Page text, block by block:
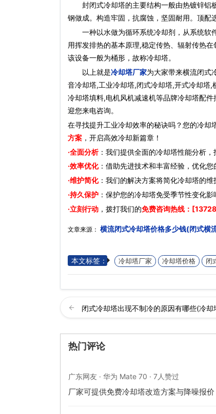
封闭式冷却塔的主要结构一般由热镀锌铝
钢做成。构造牢固，抗腐蚀，坚固耐用。顶配
一种以水做为循环系统冷却剂，从系统软
用挥发排热的基本原理,稳定传热、辐射传热
该设备一般为桶形，故称冷却塔。
以上就是冷却塔厂家为大家带来横流闭式
音冷却塔,工业冷却塔,闭式冷却塔,开式冷却塔
冷却塔填料,电机风机减速机等品牌冷却塔配
迎您来电咨询。
在寻找提升工业冷却效率的秘诀吗？您的冷却
方案 ，开启高效冷却新篇章！
·全面分析：我们提供全面的冷却塔性能分析，
·效率优化：借助先进技术和丰富经验，优化您
·维护简化：我们的解决方案将简化冷却塔的维
·持久保护 ：保护您的冷却塔免受季节性变化
·立刻行动 ，拨打我们的免费咨询热线：
文章来源： 横流闭式冷却塔价格多少钱(闭式横
本文标签： 冷却塔厂家 冷却塔价格 闭
闭式冷却塔出现不制冷的原因有哪些(冷
热门评论
广东网友 · 华为 Mate 70 · 7人赞过
厂家可提供免费冷却塔改造方案与降噪报价